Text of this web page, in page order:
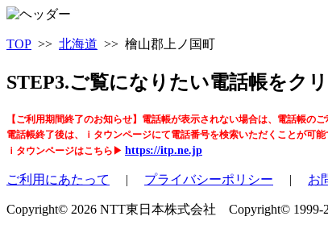
TOP >> 北海道 >> 檜山郡上ノ国町
STEP3.ご覧になりたい電話帳をク
【ご利用期間終了のお知らせ】電話帳が表示されない場合は、電話帳の
電話帳終了後は、ｉタウンページにて電話番号を検索いただくことが可能
ｉタウンページはこちら▶ https://itp.ne.jp
ご利用にあたって | プライバシーポリシー | お
Copyright© 2026 NTT東日本株式会社 Copyright© 1999-